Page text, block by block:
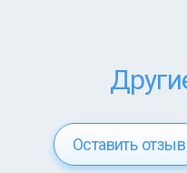
Оставить отзыв